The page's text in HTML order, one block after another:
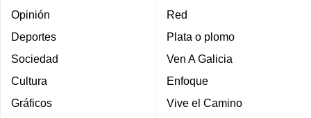
Opinión
Deportes
Sociedad
Cultura
Gráficos
Red
Plata o plomo
Ven A Galicia
Enfoque
Vive el Camino